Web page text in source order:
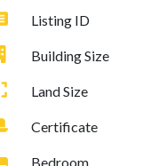
Listing ID
Building Size
Land Size
Certificate
Bedroom